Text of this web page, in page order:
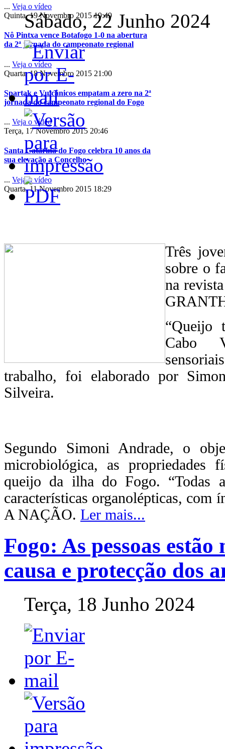
... Veja o vídeo
Quinta, 19 Novembro 2015 19:49
Nô Pintxa vence Botafogo 1-0 na abertura
da 2ª jornada do campeonato regional
... Veja o vídeo
Quarta, 18 Novembro 2015 21:00
Spartak e Vulcânicos empatam a zero na 2ª
jornada do campeonato regional do Fogo
... Veja o vídeo
Terça, 17 Novembro 2015 20:46
Santa Catarina do Fogo celebra 10 anos da
sua elevação a Concelho
... Veja o vídeo
Quarta, 11 Novembro 2015 18:29
Sábado, 22 Junho 2024
Três
sobre o
na
“Queijo
Cabo
trabalho, foi elaborado por
Silveira.
Segundo Simoni Andrade, o
microbiológica, as propriedades
queijo da ilha do Fogo. “Todas
características organolépticas, com
A NAÇÃO. Ler mais...
Fogo: As pessoas
causa e protecção dos
Terça, 18 Junho 2024